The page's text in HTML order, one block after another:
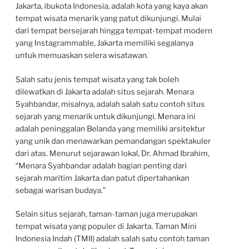
Jakarta, ibukota Indonesia, adalah kota yang kaya akan
tempat wisata menarik yang patut dikunjungi. Mulai
dari tempat bersejarah hingga tempat-tempat modern
yang Instagrammable, Jakarta memiliki segalanya
untuk memuaskan selera wisatawan.
Salah satu jenis tempat wisata yang tak boleh
dilewatkan di Jakarta adalah situs sejarah. Menara
Syahbandar, misalnya, adalah salah satu contoh situs
sejarah yang menarik untuk dikunjungi. Menara ini
adalah peninggalan Belanda yang memiliki arsitektur
yang unik dan menawarkan pemandangan spektakuler
dari atas. Menurut sejarawan lokal, Dr. Ahmad Ibrahim,
“Menara Syahbandar adalah bagian penting dari
sejarah maritim Jakarta dan patut dipertahankan
sebagai warisan budaya.”
Selain situs sejarah, taman-taman juga merupakan
tempat wisata yang populer di Jakarta. Taman Mini
Indonesia Indah (TMII) adalah salah satu contoh taman